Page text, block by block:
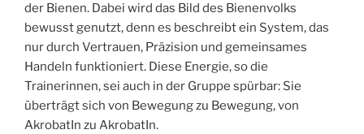
der Bienen. Dabei wird das Bild des Bienenvolks
bewusst genutzt, denn es beschreibt ein System, das
nur durch Vertrauen, Präzision und gemeinsames
Handeln funktioniert. Diese Energie, so die
Trainerinnen, sei auch in der Gruppe spürbar: Sie
überträgt sich von Bewegung zu Bewegung, von
AkrobatIn zu AkrobatIn.